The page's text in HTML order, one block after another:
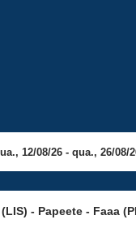
- Papeete - Faaa